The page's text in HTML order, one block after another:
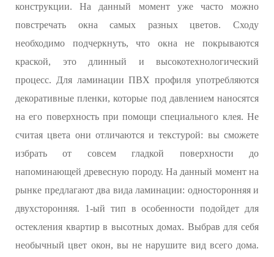
конструкции. На данный момент уже часто можно
повстречать окна самых разных цветов. Сходу
необходимо подчеркнуть, что окна не покрываются
краской, это длинный и высокотехнологический
процесс. Для ламинации ПВХ профиля употребляются
декоративные пленки, которые под давлением наносятся
на его поверхность при помощи специального клея. Не
считая цвета они отличаются и текстурой: вы сможете
избрать от совсем гладкой поверхности до
напоминающей древесную породу. На данный момент на
рынке предлагают два вида ламинации: односторонняя и
двухсторонняя. 1-ый тип в особенности подойдет для
остекления квартир в высотных домах. Выбрав для себя
необычный цвет окон, вы не нарушите вид всего дома.